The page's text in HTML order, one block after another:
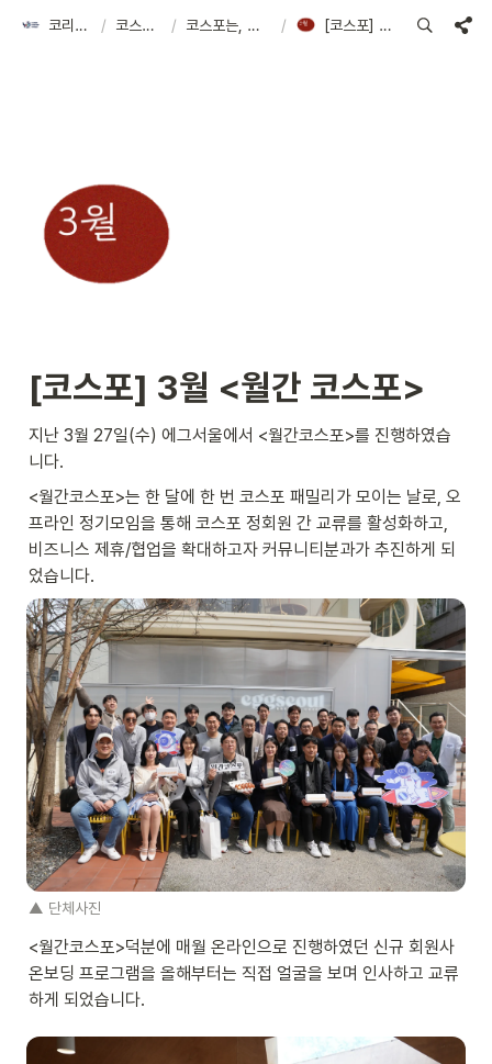
코리아스타트업포럼 / 코스포 아카이브 / 코스포는, 스타트업의 만남의 장을 열어요! / [코스포] 3월 <월간 코스포>
[코스포] 3월 <월간 코스포>
지난 3월 27일(수) 에그서울에서 <월간코스포>를 진행하였습
니다.
<월간코스포>는 한 달에 한 번 코스포 패밀리가 모이는 날로, 오
프라인 정기모임을 통해 코스포 정회원 간 교류를 활성화하고,
비즈니스 제휴/협업을 확대하고자 커뮤니티분과가 추진하게 되
었습니다.
▲ 단체사진
<월간코스포>덕분에 매월 온라인으로 진행하였던 신규 회원사
온보딩 프로그램을 올해부터는 직접 얼굴을 보며 인사하고 교류
하게 되었습니다.